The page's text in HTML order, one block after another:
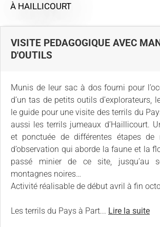
À HAILLICOURT
VISITE PEDAGOGIQUE AVEC
D'OUTILS
Munis de leur sac à dos fourni pour
d’un tas de petits outils d’explorateurs,
le guide pour une visite des terrils du
aussi les terrils jumeaux d’Haillicourt.
et ponctuée de différentes étapes de
d’observation qui aborde la faune et la
passé minier de ce site, jusqu’au
montagnes noires…
Activité réalisable de début avril à fin
Les terrils du Pays à Part... Lire la suite